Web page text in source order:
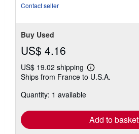
Contact seller
Buy Used
US$ 4.16
US$ 19.02 shipping
Learn
more
Ships from France to U.S.A.
Quantity: 1 available
Add to basket